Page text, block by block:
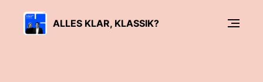
ALLES KLAR, KLASSIK?